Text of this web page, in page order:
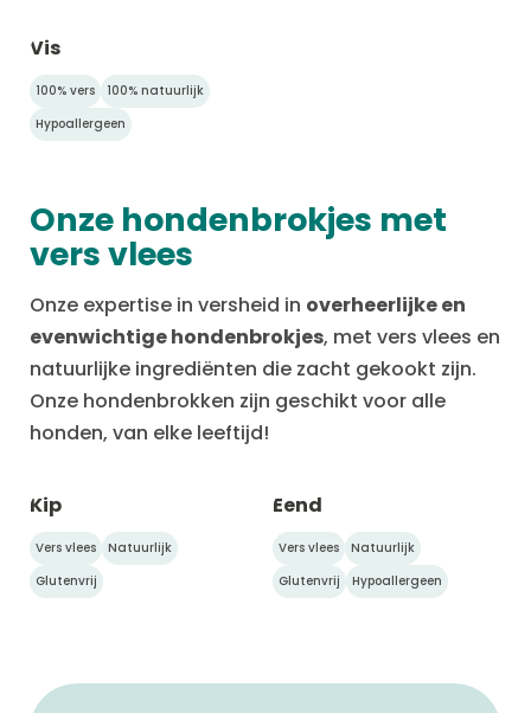
Vis
100% vers
100% natuurlijk
Hypoallergeen
Onze hondenbrokjes met
vers vlees
Onze expertise in versheid in overheerlijke en
evenwichtige hondenbrokjes, met vers vlees en
natuurlijke ingrediënten die zacht gekookt zijn.
Onze hondenbrokken zijn geschikt voor alle
honden, van elke leeftijd!
Kip
Vers vlees
Natuurlijk
Glutenvrij
Eend
Vers vlees
Natuurlijk
Glutenvrij
Hypoallergeen